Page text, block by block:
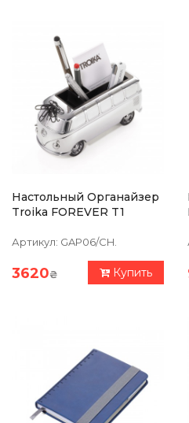
Настольный Органайзер
Troika FOREVER T1
Артикул: GAP06/CH.
3620₴ Купить